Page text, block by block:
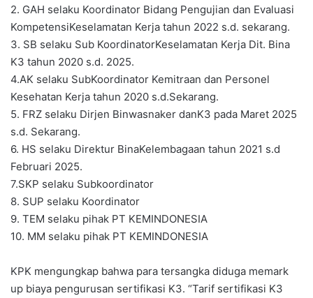
2. GAH selaku Koordinator Bidang Pengujian dan Evaluasi
KompetensiKeselamatan Kerja tahun 2022 s.d. sekarang.
3. SB selaku Sub KoordinatorKeselamatan Kerja Dit. Bina
K3 tahun 2020 s.d. 2025.
4.AK selaku SubKoordinator Kemitraan dan Personel
Kesehatan Kerja tahun 2020 s.d.Sekarang.
5. FRZ selaku Dirjen Binwasnaker danK3 pada Maret 2025
s.d. Sekarang.
6. HS selaku Direktur BinaKelembagaan tahun 2021 s.d
Februari 2025.
7.SKP selaku Subkoordinator
8. SUP selaku Koordinator
9. TEM selaku pihak PT KEMINDONESIA
10. MM selaku pihak PT KEMINDONESIA
KPK mengungkap bahwa para tersangka diduga memark
up biaya pengurusan sertifikasi K3. “Tarif sertifikasi K3